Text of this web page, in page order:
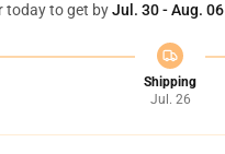
today to get byJul. 30 - Aug. 06
Shipping
Jul. 26